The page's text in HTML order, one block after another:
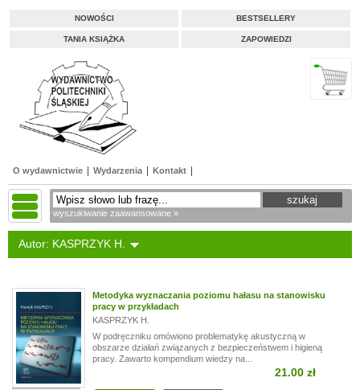
NOWOŚCI BESTSELLERY
TANIA KSIĄŻKA ZAPOWIEDZI
O wydawnictwie Wydarzenia Kontakt
wyszukiwanie zaawansowane »
Autor: KASPRZYK H.
Metodyka wyznaczania poziomu hałasu na stanowisku
pracy w przykładach
KASPRZYK H.
W podręczniku omówiono problematykę akustyczną w
obszarze działań związanych z bezpieczeństwem i higieną
pracy. Zawarto kompendium wiedzy na...
21.00 zł